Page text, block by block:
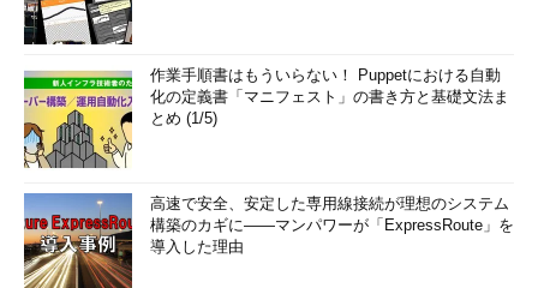
作業手順書はもういらない！ Puppetにおける自動
化の定義書「マニフェスト」の書き方と基礎文法ま
とめ (1/5)
高速で安全、安定した専用線接続が理想のシステム
構築のカギに――マンパワーが「ExpressRoute」を
導入した理由